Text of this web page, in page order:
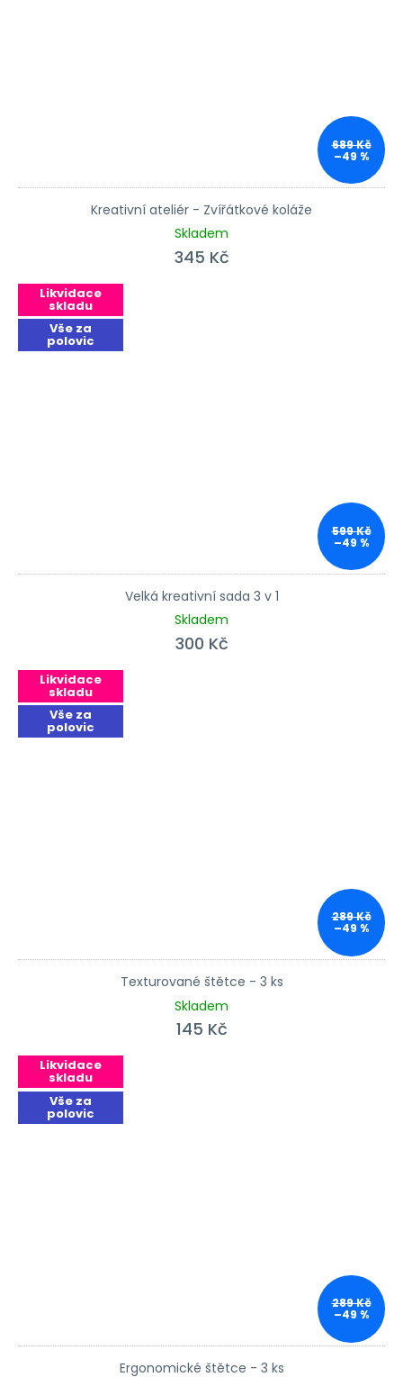
689 Kč
–49 %
Kreativní ateliér - Zvířátkové koláže
Skladem
345 Kč
Likvidace
skladu
Vše za
polovic
599 Kč
–49 %
Velká kreativní sada 3 v 1
Skladem
300 Kč
Likvidace
skladu
Vše za
polovic
289 Kč
–49 %
Texturované štětce - 3 ks
Skladem
145 Kč
Likvidace
skladu
Vše za
polovic
289 Kč
–49 %
Ergonomické štětce - 3 ks